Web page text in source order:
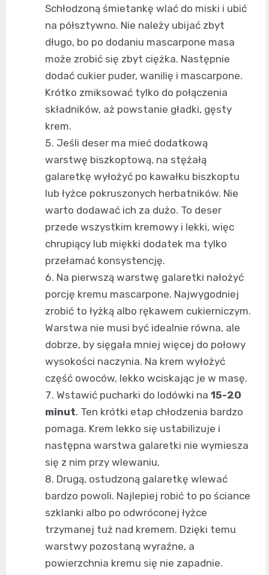
Schłodzoną śmietankę wlać do miski i ubić
na półsztywno. Nie należy ubijać zbyt
długo, bo po dodaniu mascarpone masa
może zrobić się zbyt ciężka. Następnie
dodać cukier puder, wanilię i mascarpone.
Krótko zmiksować tylko do połączenia
składników, aż powstanie gładki, gęsty
krem.
Jeśli deser ma mieć dodatkową
warstwę biszkoptową, na stężałą
galaretkę wyłożyć po kawałku biszkoptu
lub łyżce pokruszonych herbatników. Nie
warto dodawać ich za dużo. To deser
przede wszystkim kremowy i lekki, więc
chrupiący lub miękki dodatek ma tylko
przełamać konsystencję.
Na pierwszą warstwę galaretki nałożyć
porcję kremu mascarpone. Najwygodniej
zrobić to łyżką albo rękawem cukierniczym.
Warstwa nie musi być idealnie równa, ale
dobrze, by sięgała mniej więcej do połowy
wysokości naczynia. Na krem wyłożyć
część owoców, lekko wciskając je w masę.
Wstawić pucharki do lodówki na 15-20
minut. Ten krótki etap chłodzenia bardzo
pomaga. Krem lekko się ustabilizuje i
następna warstwa galaretki nie wymiesza
się z nim przy wlewaniu.
Drugą, ostudzoną galaretkę wlewać
bardzo powoli. Najlepiej robić to po ściance
szklanki albo po odwróconej łyżce
trzymanej tuż nad kremem. Dzięki temu
warstwy pozostaną wyraźne, a
powierzchnia kremu się nie zapadnie.